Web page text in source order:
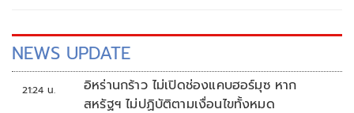
NEWS UPDATE
21:24 น.
อิหร่านกร้าว ไม่เปิดช่องแคบฮอร์มุซ หาก
สหรัฐฯ ไม่ปฏิบัติตามเงื่อนไขทั้งหมด